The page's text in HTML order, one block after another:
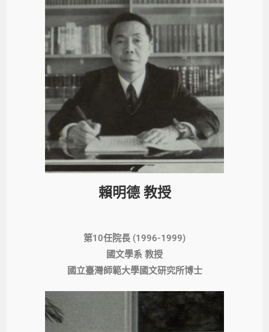
賴明德 教授
第10任院長 (1996-1999)
國文學系 教授
國立臺灣師範大學國文研究所博士​